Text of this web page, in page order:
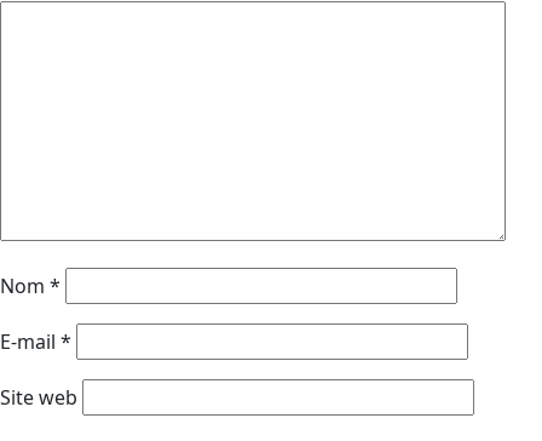
Nom *
E-mail *
Site web